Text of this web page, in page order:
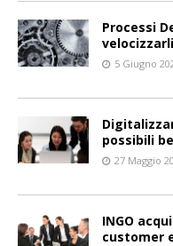
Processi
5 Giugno
possibili
27 Maggio
INGO
customer